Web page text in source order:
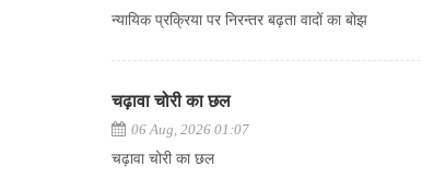
न्यायिक प्रक्रिया पर निरन्तर बढ़ता वादों का बोझ
चढ़ावा चोरी का छल
06 Aug, 2026 01:07
चढ़ावा चोरी का छल